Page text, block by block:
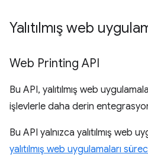
Yalıtılmış web
Web Printing API
Bu API, yalıtılmış web
işlevlerle daha derin
Bu API yalnızca yalıtılmış web
yalıtılmış web uygulamaları